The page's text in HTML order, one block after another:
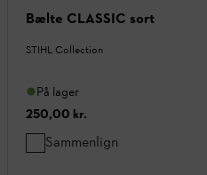
Bælte CLASSIC sort
STIHL Collection
På lager
250,00 kr.
Sammenlign